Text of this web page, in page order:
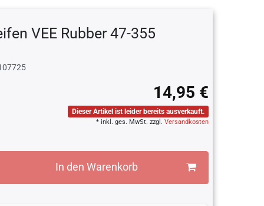
VEE Rubber 47-355
14,95 €
Dieser Artikel ist leider bereits ausverkauft.
* inkl. ges. MwSt. zzgl. Versandkosten
In den Warenkorb